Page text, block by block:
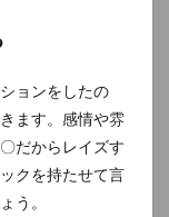
ョンをしたの
ます。感情や雰
だからレイズす
クを持たせて言
う。